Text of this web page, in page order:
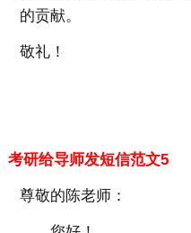
的贡献。
敬礼！
考研给导师发短信范文5
尊敬的陈老师：